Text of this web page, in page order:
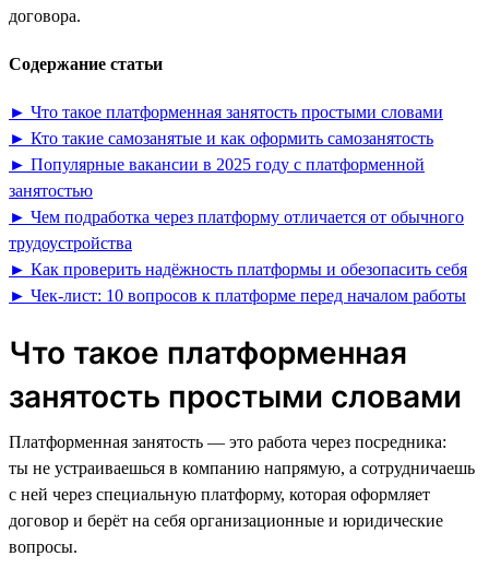
договора.
Содержание статьи
► Что такое платформенная занятость простыми словами
► Кто такие самозанятые и как оформить самозанятость
► Популярные вакансии в 2025 году с платформенной
занятостью
► Чем подработка через платформу отличается от обычного
трудоустройства
► Как проверить надёжность платформы и обезопасить себя
► Чек-лист: 10 вопросов к платформе перед началом работы
Что такое платформенная
занятость простыми словами
Платформенная занятость — это работа через посредника:
ты не устраиваешься в компанию напрямую, а сотрудничаешь
с ней через специальную платформу, которая оформляет
договор и берёт на себя организационные и юридические
вопросы.